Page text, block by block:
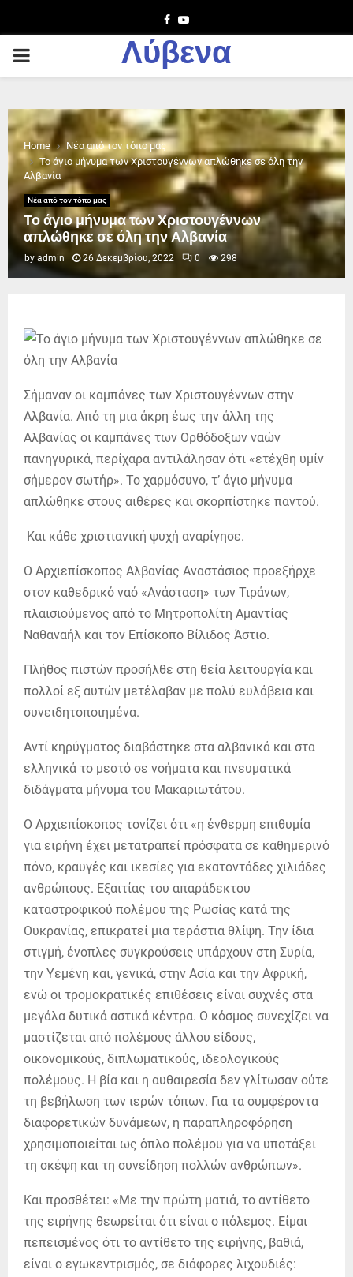
Facebook
Youtube
PRIMARY
Λύβενα
Home
Νέα από τον τόπο μας
Το άγιο μήνυμα των Χριστουγέννων απλώθηκε σε όλη την
Αλβανία
Νέα από τον τόπο μας
Το άγιο μήνυμα των Χριστουγέννων
απλώθηκε σε όλη την Αλβανία
by admin 26 Δεκεμβρίου, 2022 0 298
Σήμαναν οι καμπάνες των Χριστουγέννων στην
Αλβανία. Από τη μια άκρη έως την άλλη της
Αλβανίας οι καμπάνες των Ορθόδοξων ναών
πανηγυρικά, περίχαρα αντιλάλησαν ότι «ετέχθη υμίν
σήμερον σωτήρ». Το χαρμόσυνο, τ’ άγιο μήνυμα
απλώθηκε στους αιθέρες και σκορπίστηκε παντού.
Και κάθε χριστιανική ψυχή αναρίγησε.
Ο Αρχιεπίσκοπος Αλβανίας Αναστάσιος προεξήρχε
στον καθεδρικό ναό «Ανάσταση» των Τιράνων,
πλαισιούμενος από το Μητροπολίτη Αμαντίας
Ναθαναήλ και τον Επίσκοπο Βίλιδος Άστιο.
Πλήθος πιστών προσήλθε στη θεία λειτουργία και
πολλοί εξ αυτών μετέλαβαν με πολύ ευλάβεια και
συνειδητοποιημένα.
Αντί κηρύγματος διαβάστηκε στα αλβανικά και στα
ελληνικά το μεστό σε νοήματα και πνευματικά
διδάγματα μήνυμα του Μακαριωτάτου.
Ο Αρχιεπίσκοπος τονίζει ότι «η ένθερμη επιθυμία
για ειρήνη έχει μετατραπεί πρόσφατα σε καθημερινό
πόνο, κραυγές και ικεσίες για εκατοντάδες χιλιάδες
ανθρώπους. Εξαιτίας του απαράδεκτου
καταστροφικού πολέμου της Ρωσίας κατά της
Ουκρανίας, επικρατεί μια τεράστια θλίψη. Την ίδια
στιγμή, ένοπλες συγκρούσεις υπάρχουν στη Συρία,
την Υεμένη και, γενικά, στην Ασία και την Αφρική,
ενώ οι τρομοκρατικές επιθέσεις είναι συχνές στα
μεγάλα δυτικά αστικά κέντρα. Ο κόσμος συνεχίζει να
μαστίζεται από πολέμους άλλου είδους,
οικονομικούς, διπλωματικούς, ιδεολογικούς
πολέμους. Η βία και η αυθαιρεσία δεν γλίτωσαν ούτε
τη βεβήλωση των ιερών τόπων. Για τα συμφέροντα
διαφορετικών δυνάμεων, η παραπληροφόρηση
χρησιμοποιείται ως όπλο πολέμου για να υποτάξει
τη σκέψη και τη συνείδηση πολλών ανθρώπων».
Και προσθέτει: «Με την πρώτη ματιά, το αντίθετο
της ειρήνης θεωρείται ότι είναι ο πόλεμος. Είμαι
πεπεισμένος ότι το αντίθετο της ειρήνης, βαθιά,
είναι ο εγωκεντρισμός, σε διάφορες λιχουδιές: